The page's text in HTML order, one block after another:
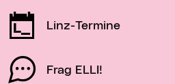
Linz-Termine
Frag ELLI!